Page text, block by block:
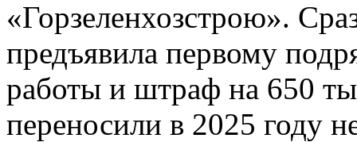
«Горзеленхозстрою».
предъявила первому
работы и штраф на 650
переносили в 2025 году